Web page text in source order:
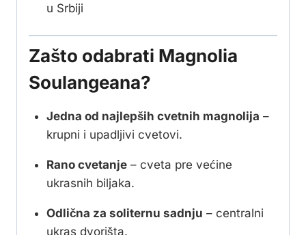
u Srbiji
Zašto odabrati Magnolia
Soulangeana?
Jedna od najlepših cvetnih magnolija –
krupni i upadljivi cvetovi.
Rano cvetanje– cveta pre većine
ukrasnih biljaka.
Odlična za soliternu sadnju – centralni
ukras dvorišta.